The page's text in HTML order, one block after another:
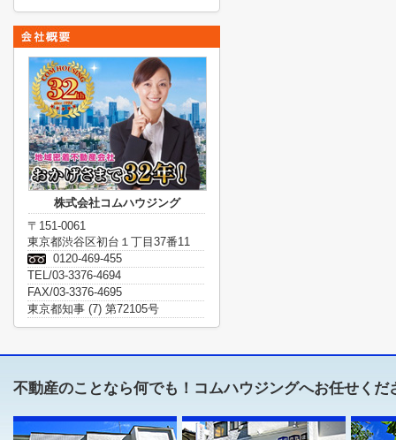
株式会社コムハウジング
〒151-0061
東京都渋谷区初台１丁目37番11
0120-469-455
TEL/03-3376-4694
FAX/03-3376-4695
東京都知事 (7) 第72105号
不動産のことなら何でも！コムハウジングへお任せくだ